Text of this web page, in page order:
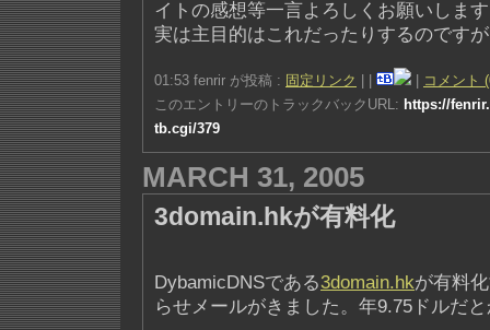
イトの感想等一言よろしくお願いしま
実は主目的はこれだったりするのです
01:53 fenrir が投稿 : 固定リンク
コメント
このエントリーのトラックバックURL: https://
tb.cgi/379
MARCH 31, 2005
3domain.hkが有料化
DybamicDNSである3domain.hkが有料
らせメールがきました。年9.75ドルだ